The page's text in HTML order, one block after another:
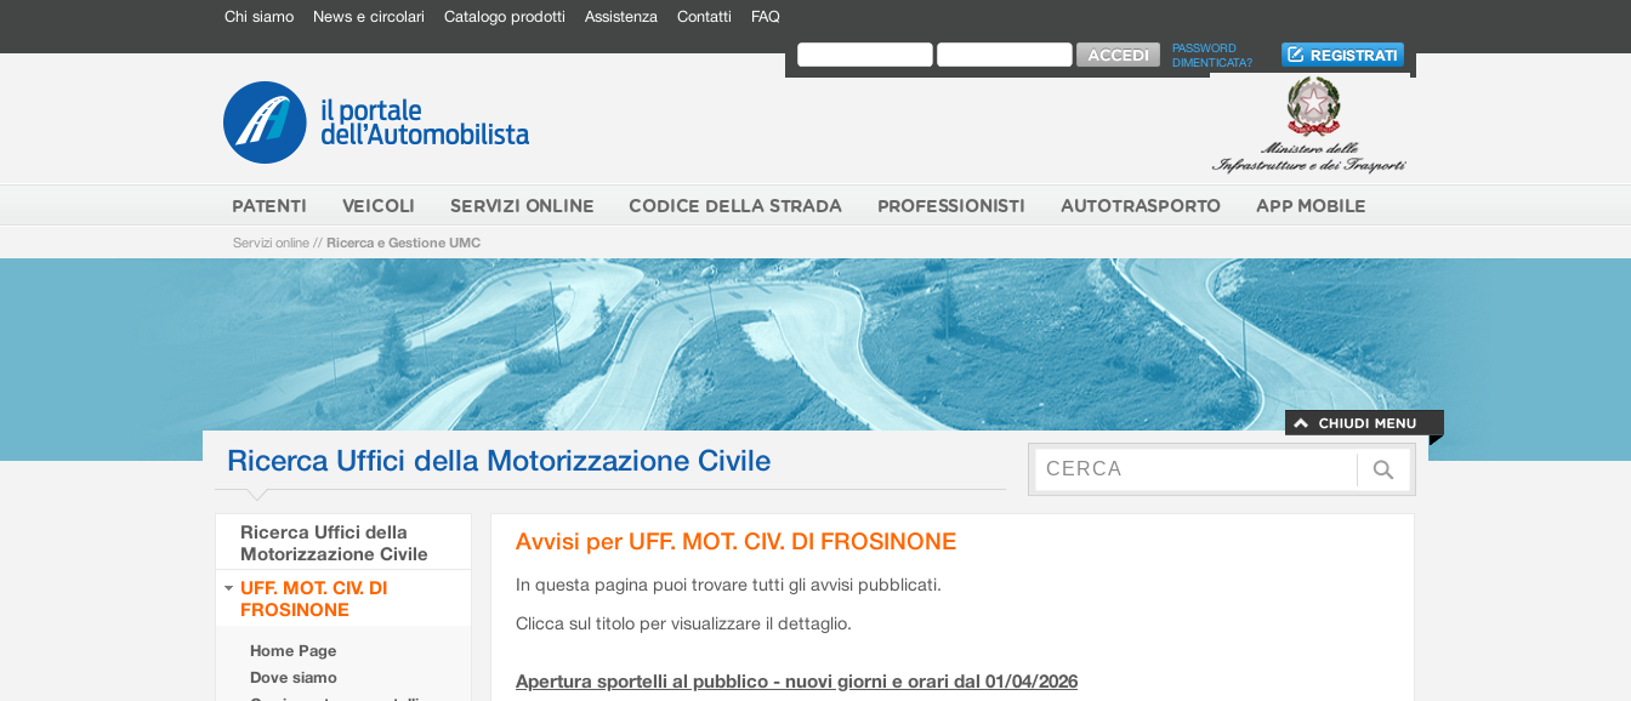
Chi siamo News e circolari Catalogo prodotti Assistenza Contatti FAQ
PASSWORD
DIMENTICATA?
PATENTI VEICOLI SERVIZI ONLINE CODICE DELLA STRADA PROFESSIONISTI AUTOTRASPORTO APP MOBILE
Servizi online // Ricerca e Gestione UMC
Ricerca Uffici della Motorizzazione Civile
Ricerca Uffici della
Motorizzazione Civile
UFF. MOT. CIV. DI
FROSINONE
Home Page
Dove siamo
Avvisi per UFF. MOT. CIV. DI FROSINONE
In questa pagina puoi trovare tutti gli avvisi pubblicati.
Clicca sul titolo per visualizzare il dettaglio.
Apertura sportelli al pubblico - nuovi giorni e orari dal 01/04/2026